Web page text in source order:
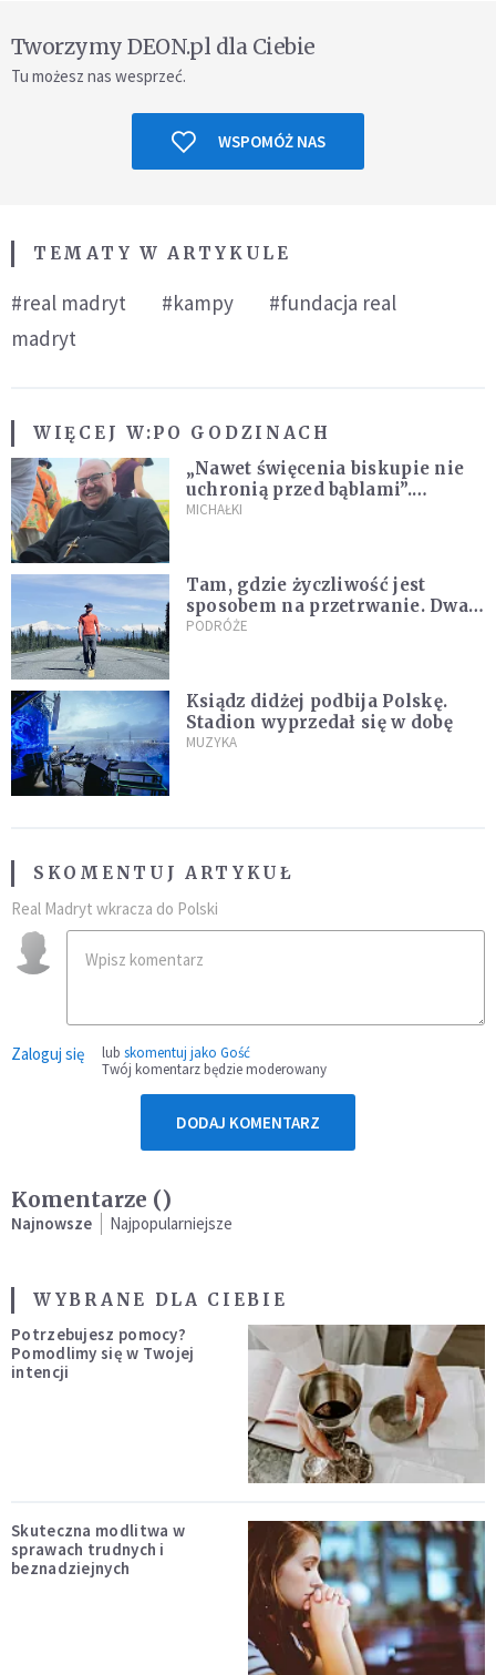
Tworzymy DEON.pl dla Ciebie
Tu możesz nas wesprzeć.
WSPOMÓŻ NAS
TEMATY W ARTYKULE
#real madryt #kampy
#fundacja real
madryt
WIĘCEJ W:PO GODZINACH
„Nawet święcenia biskupie nie
uchronią przed bąblami”.
Archidiecezja pokazała
MICHAŁKI
Tam, gdzie życzliwość jest
sposobem na przetrwanie. Dwa
tygodnie na Alasce [REPORTAŻ]
PODRÓŻE
Ksiądz didżej podbija Polskę.
Stadion wyprzedał się w dobę
MUZYKA
SKOMENTUJ ARTYKUŁ
Real Madryt wkracza do Polski
Zaloguj się lub skomentuj jako Gość
Twój komentarz będzie moderowany
DODAJ KOMENTARZ
Komentarze ()
Najnowsze Najpopularniejsze
WYBRANE DLA CIEBIE
Potrzebujesz pomocy?
Pomodlimy się w Twojej
intencji
Skuteczna modlitwa w
sprawach trudnych i
beznadziejnych